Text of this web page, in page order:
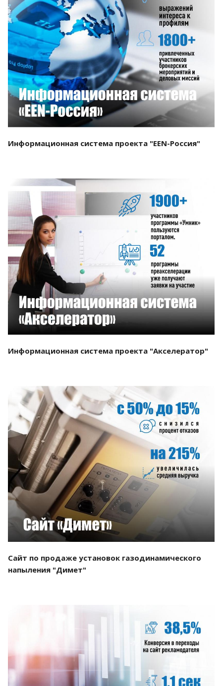
Смотреть проект
Информационная система проекта "EEN-Россия"
Смотреть проект
Информационная система проекта "Акселератор"
Смотреть проект
Сайт по продаже установок газодинамического
напыления "Димет"